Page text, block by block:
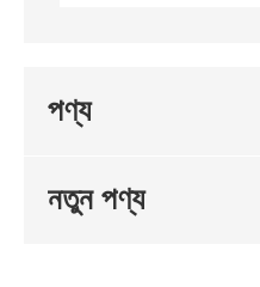
পণ্য
নতুন পণ্য